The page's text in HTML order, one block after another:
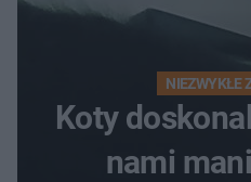
NIEZWYKŁE
Koty
nami